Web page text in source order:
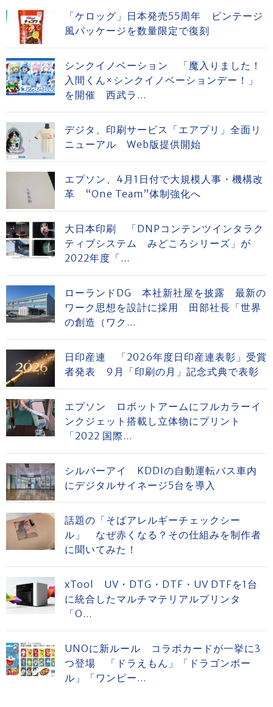
「ケロッグ」日本発売55周年 ビンテージ
風パッケージを数量限定で復刻
シンクイノベーション 「魔入りました！
入間くん×シンクイノベーションデー！」
を開催 西武ラ...
デジタ、印刷サービス「エアプリ」全面リ
ニューアル Web版提供開始
エプソン、4月1日付で大規模人事・機構改
革 “One Team”体制強化へ
大日本印刷 「DNPコンテンツインタラク
ティブシステム みどころシリーズ」が
2022年度「...
ローランドDG 本社新社屋を披露 最新の
ワーク思想を設計に採用 田部社長「世界
の創造（ワク...
日印産連 「2026年度日印産連表彰」受賞
者発表 9月「印刷の月」記念式典で表彰
エプソン ロボットアームにフルカラーイ
ンクジェット搭載し立体物にプリント
「2022 国際...
シルバーアイ KDDIの自動運転バス車内
にデジタルサイネージ5台を導入
話題の「そばアレルギーチェックシー
ル」 なぜ赤くなる？その仕組みを制作者
に聞いてみた！
xTool UV・DTG・DTF・UV DTFを1台
に統合したマルチマテリアルプリンタ
「O...
UNOに新ルール コラボカードが一挙に3
つ登場 「ドラえもん」「ドラゴンボー
ル」「ワンピー...